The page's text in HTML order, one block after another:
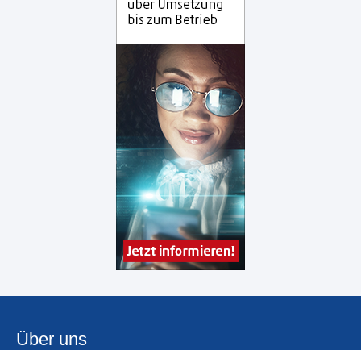
Über uns